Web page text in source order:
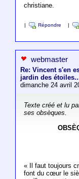
christiane.
Répondre
webmaster
Re: Vincent s'en
jardin des
dimanche 24 avril
Texte créé et lu
ses obsèques.
« Il faut toujours
font du cœur le